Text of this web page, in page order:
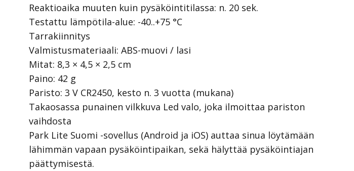
Reaktioaika muuten kuin pysäköintitilassa: n. 20 sek.
Testattu lämpötila-alue: -40..+75 °C
Tarrakiinnitys
Valmistusmateriaali: ABS-muovi / lasi
Mitat: 8,3 × 4,5 × 2,5 cm
Paino: 42 g
Paristo: 3 V CR2450, kesto n. 3 vuotta (mukana)
Takaosassa punainen vilkkuva Led valo, joka ilmoittaa pariston
vaihdosta
Park Lite Suomi -sovellus (Android ja iOS) auttaa sinua löytämään
lähimmän vapaan pysäköintipaikan, sekä hälyttää pysäköintiajan
päättymisestä.